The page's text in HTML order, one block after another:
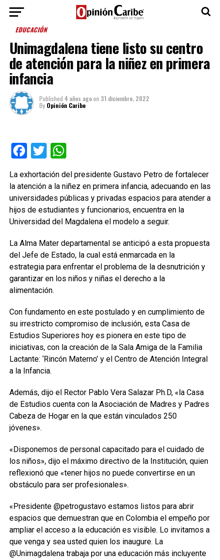
EDUCACIÓN
Unimagdalena tiene listo su centro
de atención para la niñez en primera
infancia
Published 4 años agoon 31 diciembre, 2022
By Opinión Caribe
Facebook
TwitterWhatsApp
La exhortación del presidente Gustavo Petro de fortalecer
la atención a la niñez en primera infancia, adecuando en las
universidades públicas y privadas espacios para atender a
hijos de estudiantes y funcionarios, encuentra en la
Universidad del Magdalena el modelo a seguir.
La Alma Mater departamental se anticipó a esta propuesta
del Jefe de Estado, la cual está enmarcada en la
estrategia para enfrentar el problema de la desnutrición y
garantizar en los niños y niñas el derecho a la
alimentación.
Con fundamento en este postulado y en cumplimiento de
su irrestricto compromiso de inclusión, esta Casa de
Estudios Superiores hoy es pionera en este tipo de
iniciativas, con la creación de la Sala Amiga de la Familia
Lactante: ‘Rincón Materno’ y el Centro de Atención Integral
a la Infancia.
Además, dijo el Rector Pablo Vera Salazar Ph.D, «la Casa
de Estudios cuenta con la Asociación de Madres y Padres
Cabeza de Hogar en la que están vinculados 250
jóvenes».
«Disponemos de personal capacitado para el cuidado de
los niños», dijo el máximo directivo de la Institución, quien
reflexionó que «tener hijos no puede convertirse en un
obstáculo para ser profesionales».
«Presidente @petrogustavo estamos listos para abrir
espacios que demuestran que en Colombia el empeño por
ampliar el acceso a la educación es visible. Lo invitamos a
que venga y sea usted quien los inaugure. La
@Unimagdalena trabaja por una educación más incluyente